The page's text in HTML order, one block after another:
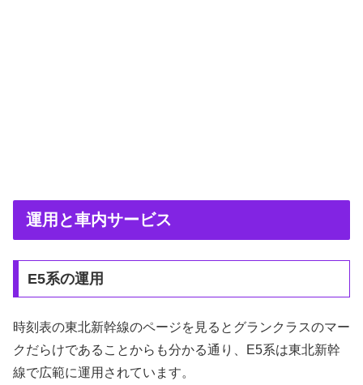
運用と車内サービス
E5系の運用
時刻表の東北新幹線のページを見るとグランクラスのマー
クだらけであることからも分かる通り、E5系は東北新幹
線で広範に運用されています。